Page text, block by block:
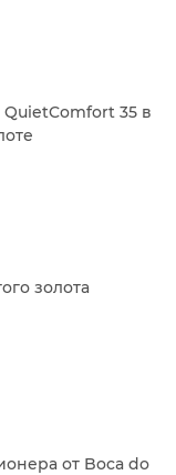
35 в
золота
от Boca do